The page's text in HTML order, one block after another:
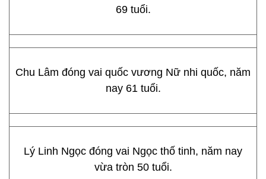
69 tuổi.
Chu Lâm đóng vai quốc vương Nữ nhi quốc, năm
nay 61 tuổi.
Lý Linh Ngọc đóng vai Ngọc thố tinh, năm nay
vừa tròn 50 tuổi.